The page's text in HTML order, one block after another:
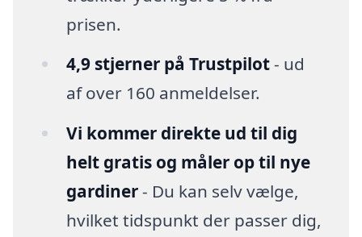
prisen.
4,9 stjerner på Trustpilot- ud
af over 160 anmeldelser.
Vi kommer direkte ud til dig
helt gratis og måler op til nye
gardiner- Du kan selv vælge,
hvilket tidspunkt der passer dig,